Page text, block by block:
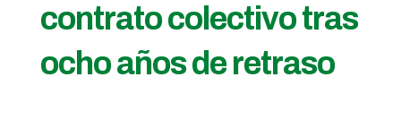
contrato colectivo tras
ocho años de retraso